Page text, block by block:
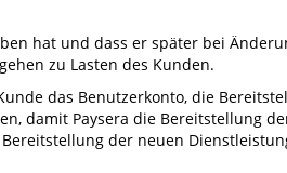
hat und dass er später bei
zu Lasten des Kunden.
das Benutzerkonto, die
damit Paysera die Bereitstellung
der neuen